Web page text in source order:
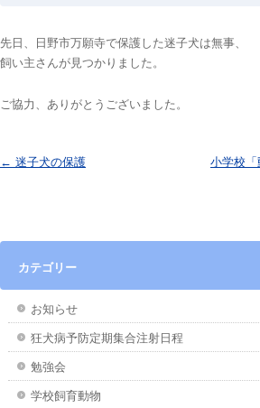
先日、日野市万願寺で保護した迷子犬は無事、
飼い主さんが見つかりました。
ご協力、ありがとうございました。
投稿ナビゲーション
← 迷子犬の保護
小学校
カテゴリー
お知らせ
狂犬病予防定期集合注射日程
勉強会
学校飼育動物